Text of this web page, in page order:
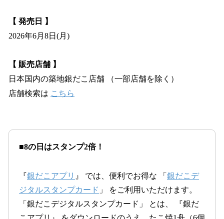
【 発売日 】
2026年6月8日(月)
【 販売店舗 】
日本国内の築地銀だこ店舗 （一部店舗を除く）
店舗検索は こちら
■8の日はスタンプ2倍！
『銀だこアプリ 』 では、便利でお得な 「 銀だこデ
ジタルスタンプカード 」 をご利用いただけます。
「銀だこデジタルスタンプカード」 とは、 『銀だ